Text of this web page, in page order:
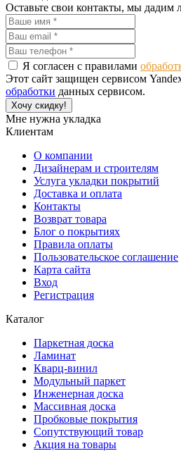
Оставьте свои контакты, мы дадим
Я согласен с правилами
Этот сайт защищен сервисом
обработки данных сервисом.
Хочу скидку!
Мне нужна укладка
Клиентам
О компании
Дизайнерам и строителям
Услуга укладки покрытий
Доставка и оплата
Контакты
Возврат товара
Блог о покрытиях
Правила оплаты
Пользовательское соглашение
Карта сайта
Вход
Регистрация
Каталог
Паркетная доска
Ламинат
Кварц-винил
Модульный паркет
Инженерная доска
Массивная доска
Пробковые покрытия
Сопутствующий товар
Акция на товары